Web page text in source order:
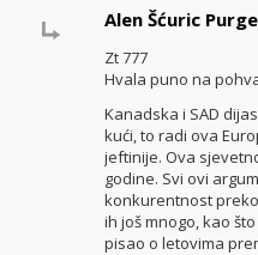
Alen Šćuric
Zt 777
Hvala puno na
Kanadska i SAD
kući, to radi ova
jeftinije. Ova
godine. Svi ovi
konkurentnost
ih još mnogo, kao
pisao o letovima